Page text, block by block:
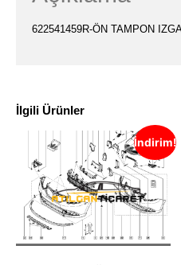
622541459R-ÖN TAMPON
İlgili Ürünler
İndirim!